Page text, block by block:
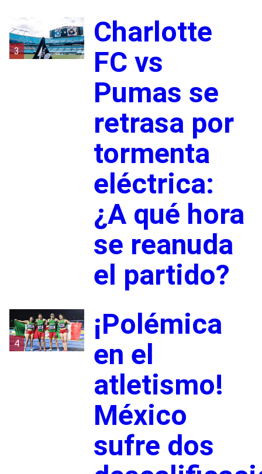
3
Charlotte
FC vs
Pumas se
retrasa por
tormenta
eléctrica:
¿A qué hora
se reanuda
el partido?
4
¡Polémica
en el
atletismo!
México
sufre dos